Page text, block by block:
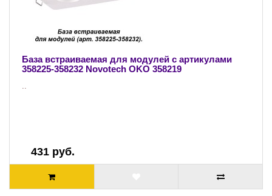
База встраиваемая для модулей с артикулами
358225-358232 Novotech OKO 358219
..
431 руб.